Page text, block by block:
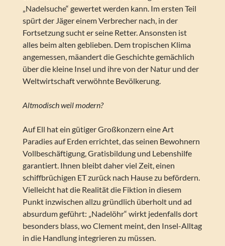
„Nadelsuche“ gewertet werden kann. Im ersten Teil
spürt der Jäger einem Verbrecher nach, in der
Fortsetzung sucht er seine Retter. Ansonsten ist
alles beim alten geblieben. Dem tropischen Klima
angemessen, mäandert die Geschichte gemächlich
über die kleine Insel und ihre von der Natur und der
Weltwirtschaft verwöhnte Bevölkerung.
Altmodisch weil modern?
Auf Ell hat ein gütiger Großkonzern eine Art
Paradies auf Erden errichtet, das seinen Bewohnern
Vollbeschäftigung, Gratisbildung und Lebenshilfe
garantiert. Ihnen bleibt daher viel Zeit, einen
schiffbrüchigen ET zurück nach Hause zu befördern.
Vielleicht hat die Realität die Fiktion in diesem
Punkt inzwischen allzu gründlich überholt und ad
absurdum geführt: „Nadelöhr“ wirkt jedenfalls dort
besonders blass, wo Clement meint, den Insel-Alltag
in die Handlung integrieren zu müssen.